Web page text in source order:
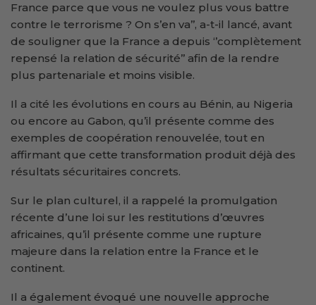
France parce que vous ne voulez plus vous battre
contre le terrorisme ? On s’en va’’, a-t-il lancé, avant
de souligner que la France a depuis ‘’complètement
repensé la relation de sécurité’’ afin de la rendre
plus partenariale et moins visible.
Il a cité les évolutions en cours au Bénin, au Nigeria
ou encore au Gabon, qu’il présente comme des
exemples de coopération renouvelée, tout en
affirmant que cette transformation produit déjà des
résultats sécuritaires concrets.
Sur le plan culturel, il a rappelé la promulgation
récente d’une loi sur les restitutions d’œuvres
africaines, qu’il présente comme une rupture
majeure dans la relation entre la France et le
continent.
Il a également évoqué une nouvelle approche